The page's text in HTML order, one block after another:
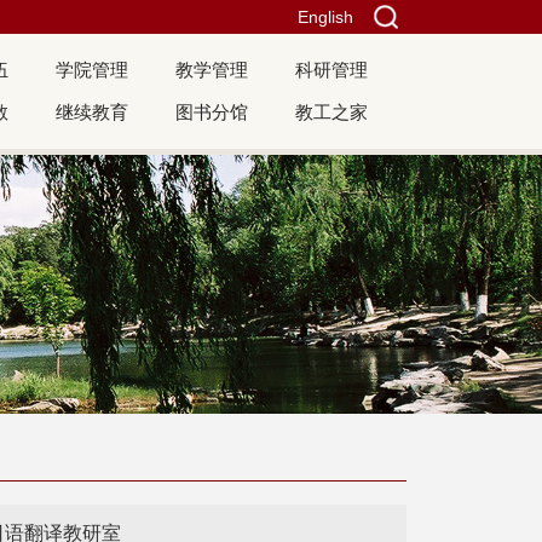
English
学院管理 教学管理 科研管理
继续教育 图书分馆 教工之家
语翻译教研室